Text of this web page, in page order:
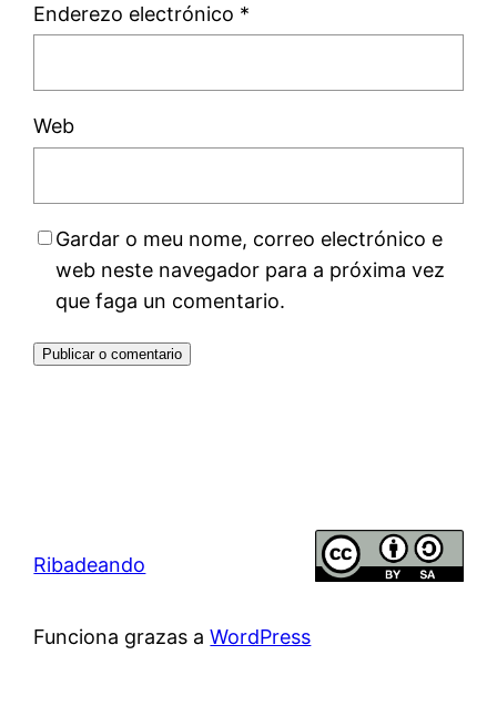
Enderezo electrónico *
Web
Gardar o meu nome, correo electrónico e
web neste navegador para a próxima vez
que faga un comentario.
Ribadeando
Funciona grazas aWordPress